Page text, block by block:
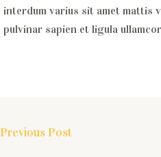
interdum varius sit amet mattis
pulvinar sapien et ligula
Previous Post